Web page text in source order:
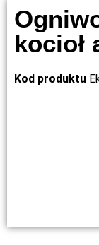
kocioł
Kod produktu